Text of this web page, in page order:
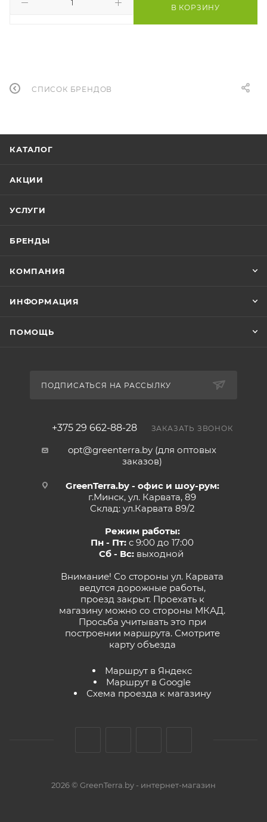
В КОРЗИНУ
СПИСОК БРЕНДОВ
КАТАЛОГ
АКЦИИ
УСЛУГИ
БРЕНДЫ
КОМПАНИЯ
ИНФОРМАЦИЯ
ПОМОЩЬ
ПОДПИСАТЬСЯ НА РАССЫЛКУ
+375 29 662-88-28 ЗАКАЗАТЬ ЗВОНОК
opt@greenterra.by (для оптовых
заказов)
GreenTerra.by - офис и шоу-рум:
г.Минск, ул. Карвата, 89
Склад: ул.Карвата 89/2
Режим работы:
Пн - Пт: с 9:00 до 17:00
Сб - Вс:выходной
Внимание! Со стороны ул. Карвата
ведутся дорожные работы,
проезд закрыт. Проехать к
магазину можно со стороны МКАД.
Просьба учитывать это при
построении маршрута. Смотрите
карту объезда
Маршрут в Яндекс
Маршрут в Google
Схема проезда к магазину
2026 © GreenTerra.by - интернет-магазин